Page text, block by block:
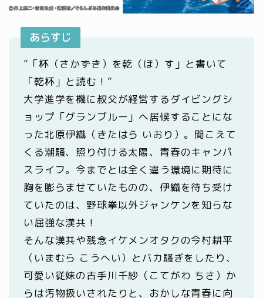
あらすじ
”「杯（さかずき）を乾（ほ）す」と書いて
「乾杯」と読む！”
大学進学を機に叔父が経営するダイビングシ
ョップ「グランブルー」へ居候することにな
った北原伊織（きたはら いおり）。聞こえて
くる潮騒、照り付ける太陽、青春のキャンパ
スライフ。今までとは全く違う環境に期待に
胸を膨らませていたものの、伊織を待ち受け
ていたのは、野球拳以外ジャンケンを知らな
い屈強な漢共！
そんな漢共や残念イケメンオタクの今村耕平
（いまむら こうへい）とバカ騒ぎをしたり、
可愛い従妹の古手川千紗（こてがわ ちさ）か
らは汚物扱いされたりと、おかしな青春に向